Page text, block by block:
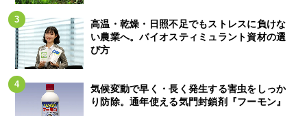
高温・乾燥・日照不足でもストレスに負けな
い農業へ。バイオスティミュラント資材の選
び方
気候変動で早く・長く発生する害虫をしっか
り防除。通年使える気門封鎖剤『フーモン』